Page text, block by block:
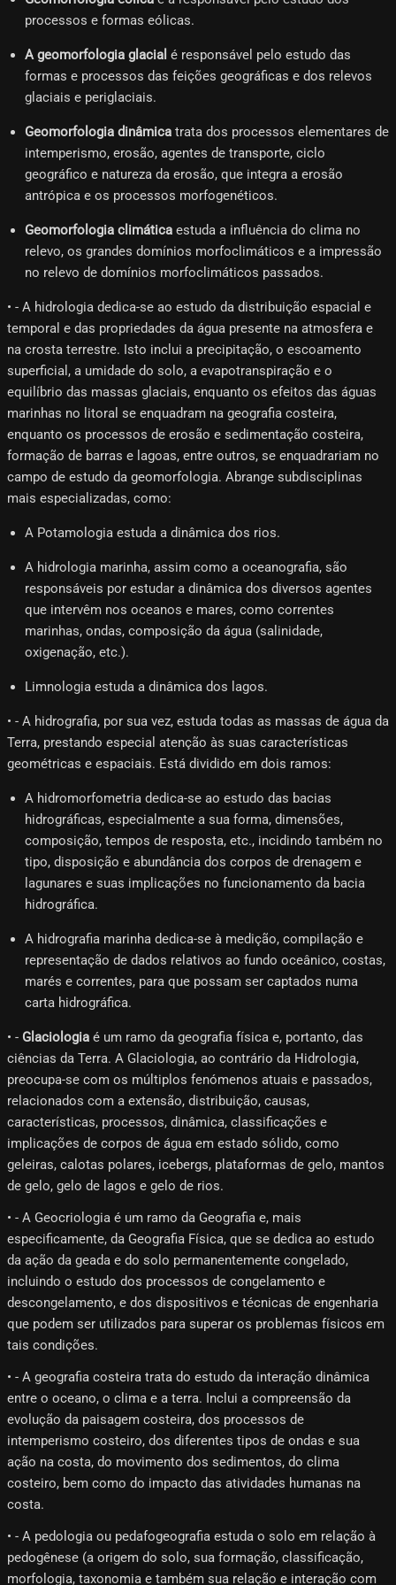
processos e formas eólicas.
A geomorfologia glacial é responsável pelo estudo das
formas e processos das feições geográficas e dos relevos
glaciais e periglaciais.
Geomorfologia dinâmica trata dos processos elementares de
intemperismo, erosão, agentes de transporte, ciclo
geográfico e natureza da erosão, que integra a erosão
antrópica e os processos morfogenéticos.
Geomorfologia climática estuda a influência do clima no
relevo, os grandes domínios morfoclimáticos e a impressão
no relevo de domínios morfoclimáticos passados.
• - A hidrologia dedica-se ao estudo da distribuição espacial e
temporal e das propriedades da água presente na atmosfera e
na crosta terrestre. Isto inclui a precipitação, o escoamento
superficial, a umidade do solo, a evapotranspiração e o
equilíbrio das massas glaciais, enquanto os efeitos das águas
marinhas no litoral se enquadram na geografia costeira,
enquanto os processos de erosão e sedimentação costeira,
formação de barras e lagoas, entre outros, se enquadrariam no
campo de estudo da geomorfologia. Abrange subdisciplinas
mais especializadas, como:
A Potamologia estuda a dinâmica dos rios.
A hidrologia marinha, assim como a oceanografia, são
responsáveis ​​por estudar a dinâmica dos diversos agentes
que intervêm nos oceanos e mares, como correntes
marinhas, ondas, composição da água (salinidade,
oxigenação, etc.).
Limnologia estuda a dinâmica dos lagos.
• - A hidrografia, por sua vez, estuda todas as massas de água da
Terra, prestando especial atenção às suas características
geométricas e espaciais. Está dividido em dois ramos:
A hidromorfometria dedica-se ao estudo das bacias
hidrográficas, especialmente a sua forma, dimensões,
composição, tempos de resposta, etc., incidindo também no
tipo, disposição e abundância dos corpos de drenagem e
lagunares e suas implicações no funcionamento da bacia
hidrográfica.
A hidrografia marinha dedica-se à medição, compilação e
representação de dados relativos ao fundo oceânico, costas,
marés e correntes, para que possam ser captados numa
carta hidrográfica.
• - Glaciologia é um ramo da geografia física e, portanto, das
ciências da Terra. A Glaciologia, ao contrário da Hidrologia,
preocupa-se com os múltiplos fenómenos atuais e passados,
relacionados com a extensão, distribuição, causas,
características, processos, dinâmica, classificações e
implicações de corpos de água em estado sólido, como
geleiras, calotas polares, icebergs, plataformas de gelo, mantos
de gelo, gelo de lagos e gelo de rios.
• - A Geocriologia é um ramo da Geografia e, mais
especificamente, da Geografia Física, que se dedica ao estudo
da ação da geada e do solo permanentemente congelado,
incluindo o estudo dos processos de congelamento e
descongelamento, e dos dispositivos e técnicas de engenharia
que podem ser utilizados para superar os problemas físicos em
tais condições.
• - A geografia costeira trata do estudo da interação dinâmica
entre o oceano, o clima e a terra. Inclui a compreensão da
evolução da paisagem costeira, dos processos de
intemperismo costeiro, dos diferentes tipos de ondas e sua
ação na costa, do movimento dos sedimentos, do clima
costeiro, bem como do impacto das atividades humanas na
costa.
• - A pedologia ou pedafogeografia estuda o solo em relação à
pedogênese (a origem do solo, sua formação, classificação,
morfologia, taxonomia e também sua relação e interação com